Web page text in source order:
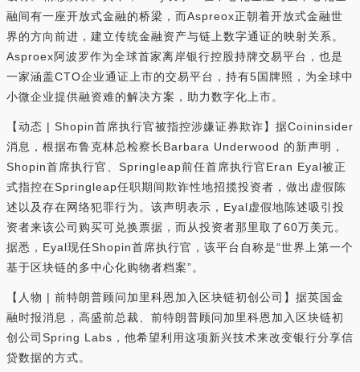
融间有一座开放式金融的桥梁，而Aspreox正朝着开放式金融世
界的方向前进，建立传统金融资产与链上数字通证的映射关系。
Asproex阿波罗作为全球首家离岸银行控股持牌交易平台，也是
一家涵盖CTO企业通证上市的交易平台，持有5国牌照，为全球中
小微企业提供融资难的解决方案，助力数字化上市。
【动态 | Shopin首席执行官被指控涉嫌证券欺诈】据Coininsider
消息，根据布鲁克林总检察长Barbara Underwood 的新声明，
Shopin首席执行官、Springleap前任首席执行官Eran Eyal被正
式指控在Springleap任职期间欺诈性地招揽投资者，做出虚假陈
述以及存在网络犯罪行为。该声明表示，Eyal虚假地陈述吸引投
资者来该公司购买可兑换票据，而从投资者那里取了60万美元。
据悉，Eyal现任Shopin首席执行官，该平台自称是“世界上第一个
基于区块链的多中心化购物者档案”。
【人物 | 前特朗普顾问加里科恩加入区块链初创公司】据英国金
融时报消息，高盛前总裁、前特朗普顾问加里科恩加入区块链初
创公司Spring Labs，他希望利用这项新兴技术来改变银行分享信
贷数据的方式。